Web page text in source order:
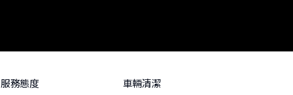
服務態度 車輛清潔